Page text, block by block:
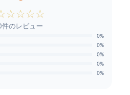
☆☆☆☆
件のレビュー
0%
0%
0%
0%
0%